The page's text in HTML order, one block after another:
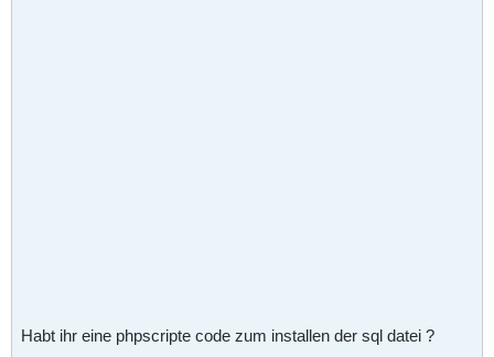
Habt ihr eine phpscripte code zum installen der sql datei ?